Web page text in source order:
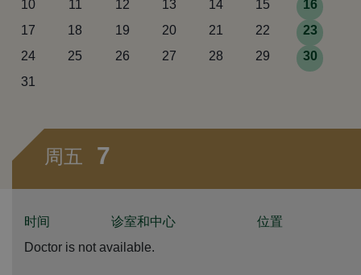
10
11 12 13 14 15
16
17
18 19 20 21 22
23
24
25 26 27 28 29
30
31
周五 7
时间 诊室和中心
位置
Doctor is not available.